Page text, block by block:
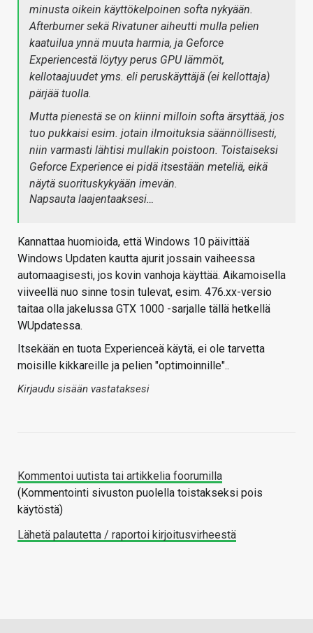
minusta oikein käyttökelpoinen softa nykyään.
Afterburner sekä Rivatuner aiheutti mulla pelien
kaatuilua ynnä muuta harmia, ja Geforce
Experiencestä löytyy perus GPU lämmöt,
kellotaajuudet yms. eli peruskäyttäjä (ei kellottaja)
pärjää tuolla.
Mutta pienestä se on kiinni milloin softa ärsyttää, jos
tuo pukkaisi esim. jotain ilmoituksia säännöllisesti,
niin varmasti lähtisi mullakin poistoon. Toistaiseksi
Geforce Experience ei pidä itsestään meteliä, eikä
näytä suorituskykyään imevän.
Napsauta laajentaaksesi…
Kannattaa huomioida, että Windows 10 päivittää
Windows Updaten kautta ajurit jossain vaiheessa
automaagisesti, jos kovin vanhoja käyttää. Aikamoisella
viiveellä nuo sinne tosin tulevat, esim. 476.xx-versio
taitaa olla jakelussa GTX 1000 -sarjalle tällä hetkellä
WUpdatessa.
Itsekään en tuota Experienceä käytä, ei ole tarvetta
moisille kikkareille ja pelien "optimoinnille"..
Kirjaudu sisään vastataksesi
Kommentoi uutista tai artikkelia foorumilla
(Kommentointi sivuston puolella toistakseksi pois
käytöstä)
Lähetä palautetta / raportoi kirjoitusvirheestä